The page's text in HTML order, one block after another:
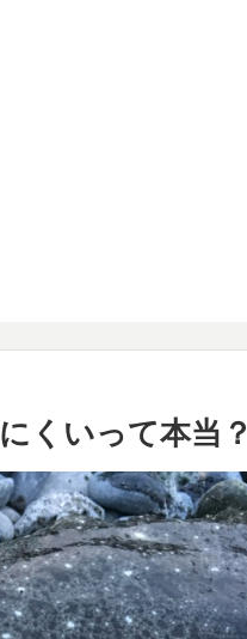
くいって本当？